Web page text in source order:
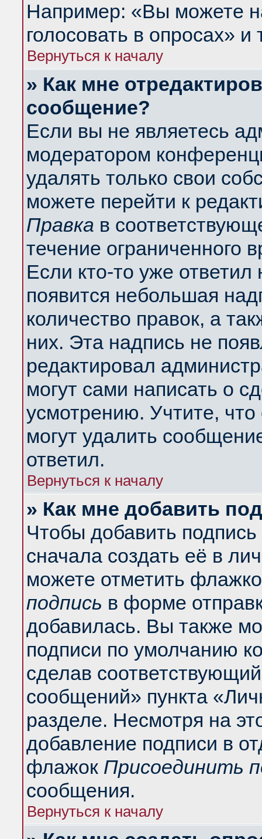
Например: «Вы можете
голосовать в опросах» и
Вернуться к началу
» Как мне
сообщение?
Если вы не являетесь
модератором
удалять только свои
можете перейти к
Правка в
течение ограниченного
Если кто-то уже
появится небольшая
количество правок, а
них. Эта надпись не
редактировал
могут сами написать о
усмотрению. Учтите,
могут удалить
ответил.
Вернуться к началу
» Как мне добавить
Чтобы добавить
сначала создать её в
можете отметить
подпись в форме
добавилась. Вы также
подписи по умолчанию
сделав
сообщений» пункта
разделе. Несмотря на
добавление подписи в
флажок Присоединить
сообщения.
Вернуться к началу